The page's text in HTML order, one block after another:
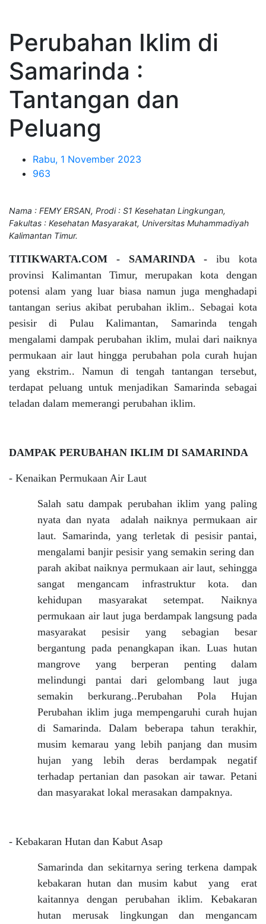
Perubahan Iklim di
Samarinda :
Tantangan dan
Peluang
Rabu, 1 November 2023
963
Nama : FEMY ERSAN, Prodi : S1 Kesehatan Lingkungan,
Fakultas : Kesehatan Masyarakat, Universitas Muhammadiyah
Kalimantan Timur.
TITIKWARTA.COM - SAMARINDA - ibu kota
provinsi Kalimantan Timur, merupakan kota dengan
potensi alam yang luar biasa namun juga menghadapi
tantangan serius akibat perubahan iklim.. Sebagai kota
pesisir di Pulau Kalimantan, Samarinda tengah
mengalami dampak perubahan iklim, mulai dari naiknya
permukaan air laut hingga perubahan pola curah hujan
yang ekstrim.. Namun di tengah tantangan tersebut,
terdapat peluang untuk menjadikan Samarinda sebagai
teladan dalam memerangi perubahan iklim.
DAMPAK PERUBAHAN IKLIM DI SAMARINDA
- Kenaikan Permukaan Air Laut
Salah satu dampak perubahan iklim yang paling
nyata dan nyata adalah naiknya permukaan air
laut. Samarinda, yang terletak di pesisir pantai,
mengalami banjir pesisir yang semakin sering dan
parah akibat naiknya permukaan air laut, sehingga
sangat mengancam infrastruktur kota. dan
kehidupan masyarakat setempat. Naiknya
permukaan air laut juga berdampak langsung pada
masyarakat pesisir yang sebagian besar
bergantung pada penangkapan ikan. Luas hutan
mangrove yang berperan penting dalam
melindungi pantai dari gelombang laut juga
semakin berkurang..Perubahan Pola Hujan
Perubahan iklim juga mempengaruhi curah hujan
di Samarinda. Dalam beberapa tahun terakhir,
musim kemarau yang lebih panjang dan musim
hujan yang lebih deras berdampak negatif
terhadap pertanian dan pasokan air tawar. Petani
dan masyarakat lokal merasakan dampaknya.
- Kebakaran Hutan dan Kabut Asap
Samarinda dan sekitarnya sering terkena dampak
kebakaran hutan dan musim kabut yang erat
kaitannya dengan perubahan iklim. Kebakaran
hutan merusak lingkungan dan mengancam